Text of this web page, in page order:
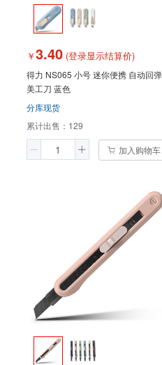
￥3.40 (登录显示结算价)
得力 NS065 小号 迷你便携 自动回弹
美工刀 蓝色
分库现货
累计出售： 129
加入购物车